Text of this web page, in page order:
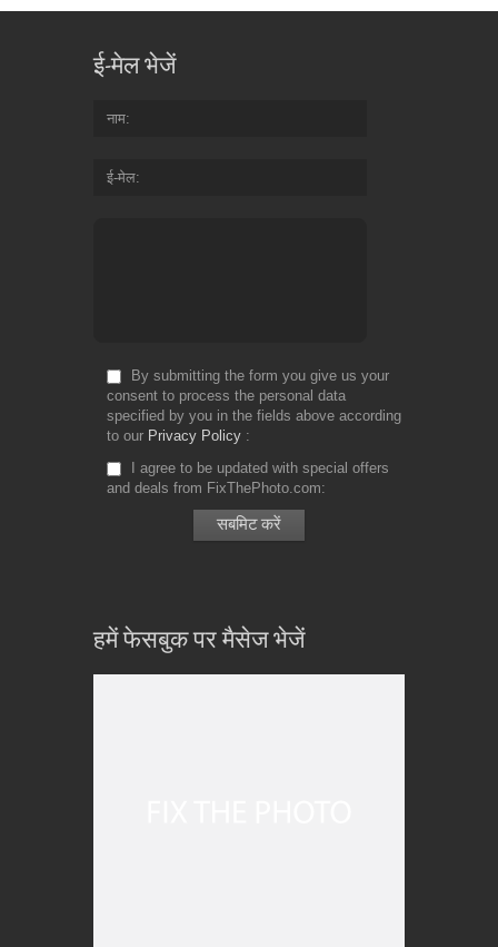
ई-मेल भेजें
नाम
ई-मेल
By submitting the form you give us your
consent to process the personal data
specified by you in the fields above according
to our Privacy Policy
I agree to be updated with special offers
and deals from FixThePhoto.com
हमें फेसबुक पर मैसेज भेजें